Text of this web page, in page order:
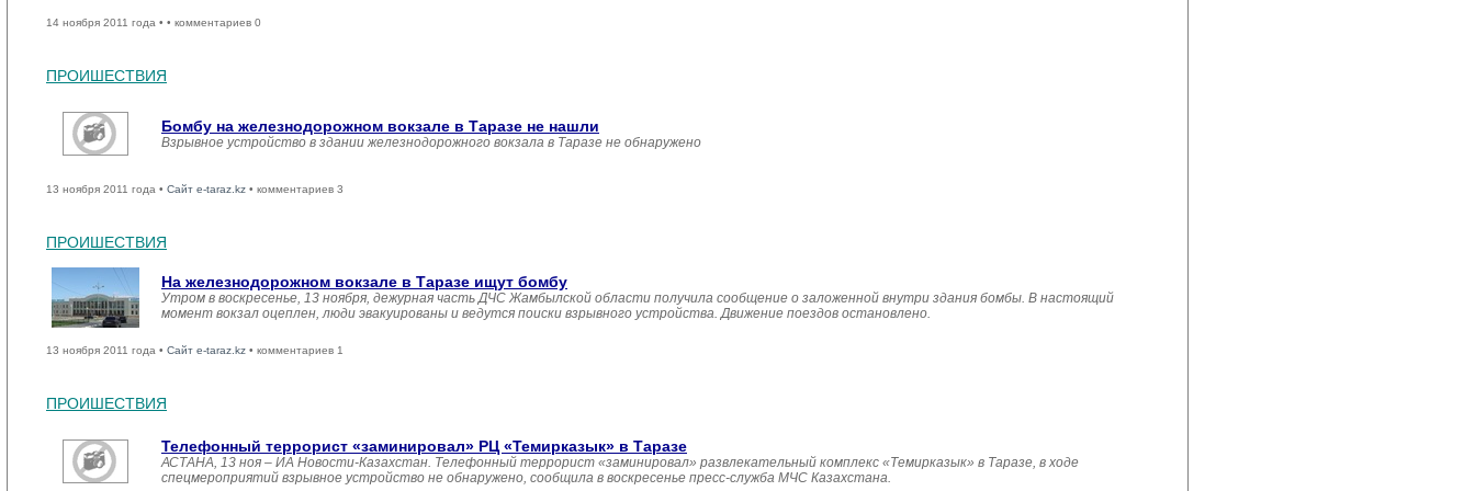
14 ноября 2011 года • • комментариев 0
ПРОИШЕСТВИЯ
Бомбу на железнодорожном вокзале в Таразе не нашли
Взрывное устройство в здании железнодорожного вокзала в Таразе не обнаружено
13 ноября 2011 года • Сайт e-taraz.kz • комментариев 3
ПРОИШЕСТВИЯ
На железнодорожном вокзале в Таразе ищут бомбу
Утром в воскресенье, 13 ноября, дежурная часть ДЧС Жамбылской области получила сообщение о заложенной внутри здания бомбы. В настоящий
момент вокзал оцеплен, люди эвакуированы и ведутся поиски взрывного устройства. Движение поездов остановлено.
13 ноября 2011 года • Сайт e-taraz.kz • комментариев 1
ПРОИШЕСТВИЯ
Телефонный террорист «заминировал» РЦ «Темирказык» в Таразе
АСТАНА, 13 ноя – ИА Новости-Казахстан. Телефонный террорист «заминировал» развлекательный комплекс «Темирказык» в Таразе, в ходе
спецмероприятий взрывное устройство не обнаружено, сообщила в воскресенье пресс-служба МЧС Казахстана.